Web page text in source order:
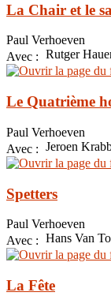
La Chair et le
Paul Verhoeven
Avec : Rutger
Le Quatrième
Paul Verhoeven
Avec : Jeroen
Spetters
Paul Verhoeven
Avec : Hans Van
La Fête